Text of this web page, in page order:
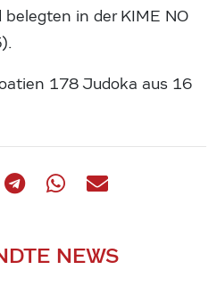
in der KIME NO
178 Judoka aus 16
NEWS